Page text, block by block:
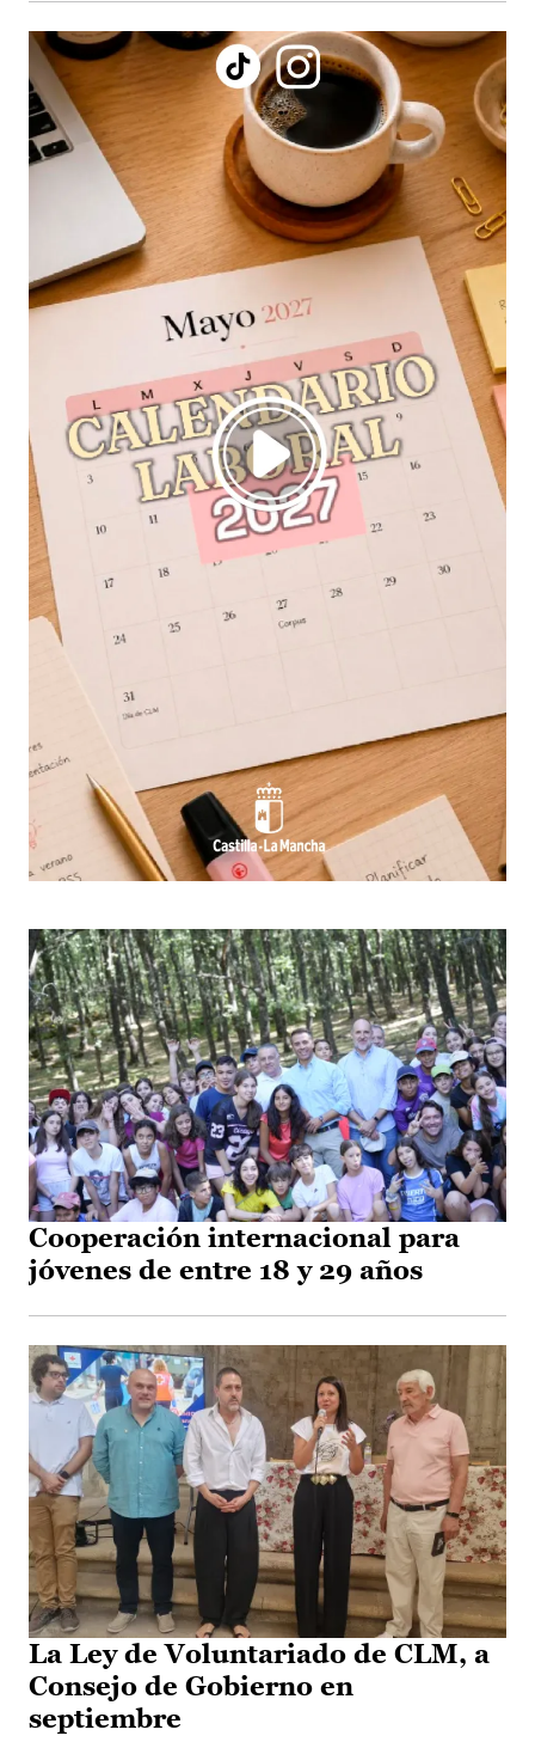
Cooperación internacional para
jóvenes de entre 18 y 29 años
La Ley de Voluntariado de CLM, a
Consejo de Gobierno en
septiembre